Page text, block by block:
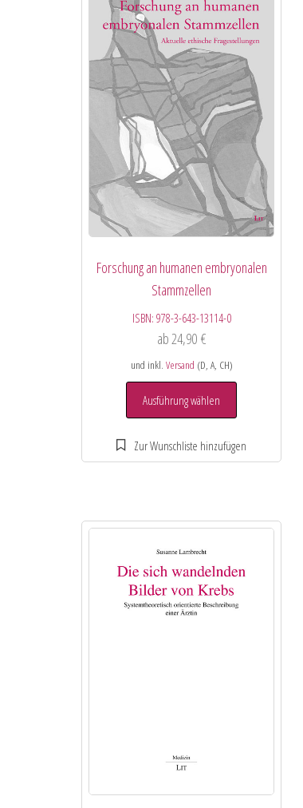
Forschung an humanen embryonalen
Stammzellen
ISBN: 978-3-643-13114-0
ab 24,90 €
und inkl. Versand (D, A, CH)
Ausführung wählen